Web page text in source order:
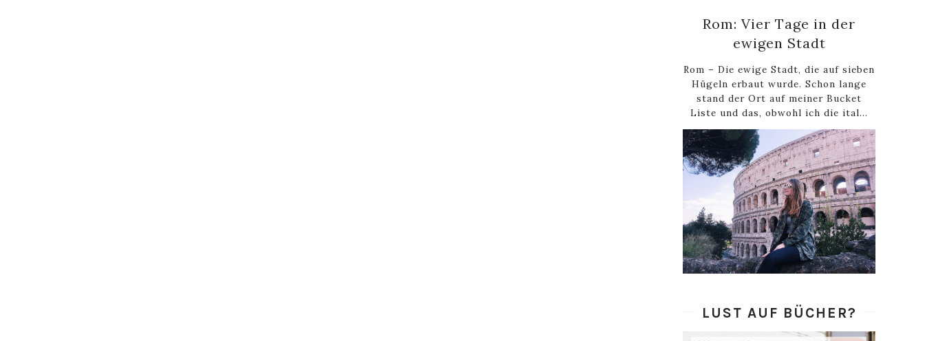
Rom: Vier Tage in der
ewigen Stadt
Rom – Die ewige Stadt, die auf sieben
Hügeln erbaut wurde. Schon lange
stand der Ort auf meiner Bucket
Liste und das, obwohl ich die ital...
LUST AUF BÜCHER?